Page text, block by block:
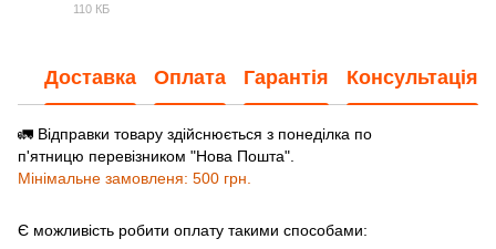
110 КБ
Доставка Оплата Гарантія Консультація
🚛 Відправки товару здійснюється з понеділка по
п'ятницю перевізником "Нова Пошта".
Мінімальне замовленя: 500 грн.
Є можливість робити оплату такими способами: